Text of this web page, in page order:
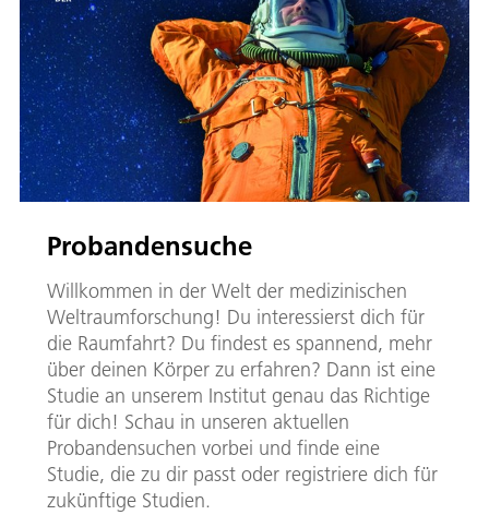
Probandensuche
Willkommen in der Welt der medizinischen
Weltraumforschung! Du interessierst dich für
die Raumfahrt? Du findest es spannend, mehr
über deinen Körper zu erfahren? Dann ist eine
Studie an unserem Institut genau das Richtige
für dich! Schau in unseren aktuellen
Probandensuchen vorbei und finde eine
Studie, die zu dir passt oder registriere dich für
zukünftige Studien.